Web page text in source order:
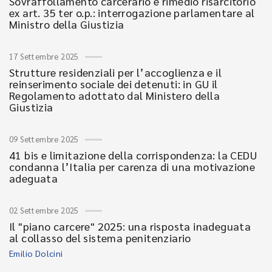
ex art. 35 ter o.p.: interrogazione parlamentare al
Ministro della Giustizia
17 Settembre 2025
Strutture residenziali per l’accoglienza e il
reinserimento sociale dei detenuti: in GU il
Regolamento adottato dal Ministero della
Giustizia
09 Settembre 2025
41 bis e limitazione della corrispondenza: la CEDU
condanna l’Italia per carenza di una motivazione
adeguata
02 Settembre 2025
Il "piano carcere" 2025: una risposta inadeguata
al collasso del sistema penitenziario
Emilio Dolcini